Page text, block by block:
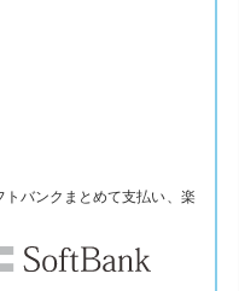
バンクまとめて支払い、楽